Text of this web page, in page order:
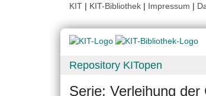
KIT | KIT-Bibliothek | Impressum |
Repository KITopen
Serie: Verleihung